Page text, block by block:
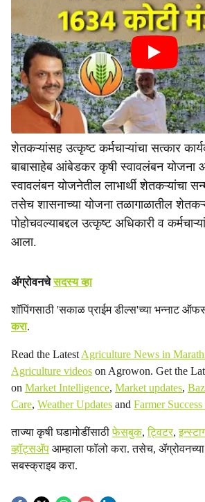
शेतकऱ्यांसह उत्कृष्ट कर्मचाऱ्यांचा सत्कार
बाबासाहेब आंबेडकर कृषी स्वावलंबन योजना
स्वावलंबन योजनेतील लाभार्थी शेतकऱ्यांचा
तसेच शासनाच्या योजना तळागाळातील
पोहोचवल्याबद्दल उत्कृष्ट अधिकारी व
आला.
ॲग्रोवनचेसदस्य व्हा
शॉपिंगसाठी 'सकाळ प्राईम डील्स'च्या भन्नाट
करा.
Read the Latest Agriculture News in
Agriculture videos on Agrowon. Get the
on Market Intelligence, Market updates,
Care, Weather Updates and Farmer
ताज्या कृषी घडामोडींसाठीफेसबुक,ट्विटर,
व्हॉट्सॲप आम्हाला फॉलो करा. तसेच,
सबस्क्राइब करा.